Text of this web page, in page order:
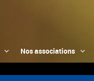
Nos associations